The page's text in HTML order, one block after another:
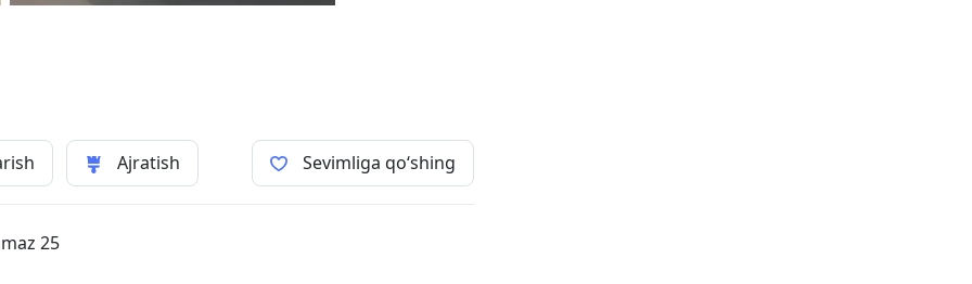
Ajratish Sevimliga qo‘shing
25